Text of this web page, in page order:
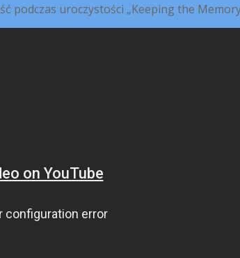
podczas uroczystości „Keeping the